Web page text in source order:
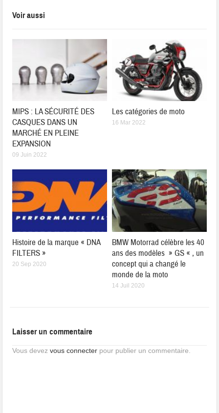
Voir aussi
MIPS : LA SÉCURITÉ DES
CASQUES DANS UN
MARCHÉ EN PLEINE
EXPANSION
09 Juin 2022
Les catégories de moto
16 Mar 2022
Histoire de la marque « DNA
FILTERS »
20 Sep 2020
BMW Motorrad célèbre les 40
ans des modèles » GS « , un
concept qui a changé le
monde de la moto
14 Juil 2020
Laisser un commentaire
Vous devezvous connecter pour publier un commentaire.